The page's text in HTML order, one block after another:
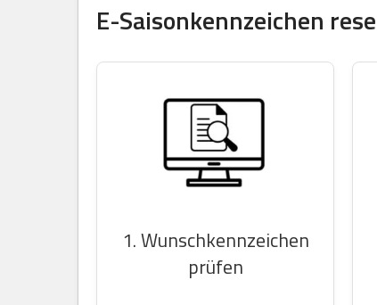
E-Saisonkennzeichen
1. Wunschkennzeichen
prüfen